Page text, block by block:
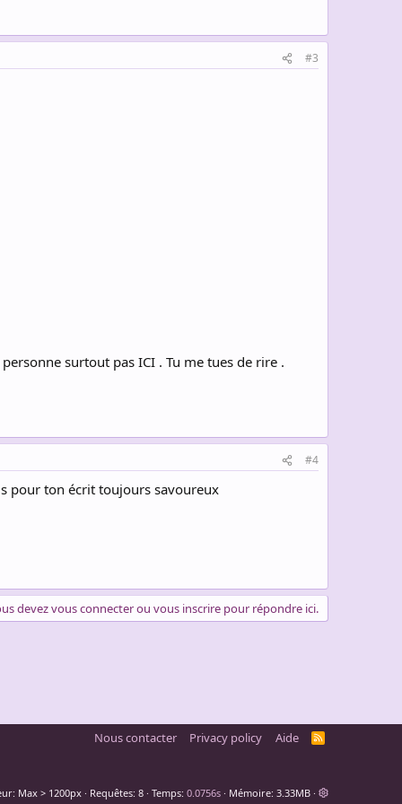
#3
surtout pas ICI . Tu me tues de rire .
#4
pour ton écrit toujours savoureux
devez vous connecter ou vous inscrire pour répondre ici.
Nous contacter Privacy policy Aide
R
Requêtes 8 Temps 0.0756s Mémoire 3.33MB